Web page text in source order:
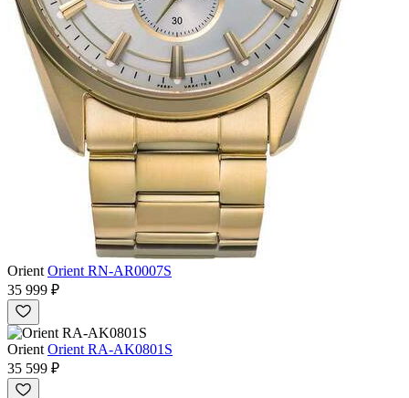
Orient Orient RN-AR0007S
35 999 ₽
Orient Orient RA-AK0801S
35 599 ₽